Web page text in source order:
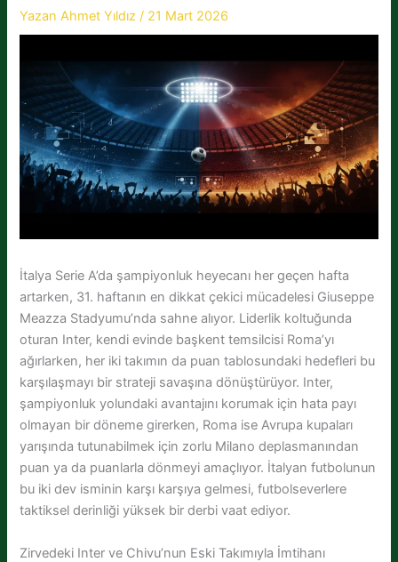
Yazan Ahmet Yıldız/ 21 Mart 2026
İtalya Serie A’da şampiyonluk heyecanı her geçen hafta
artarken, 31. haftanın en dikkat çekici mücadelesi Giuseppe
Meazza Stadyumu’nda sahne alıyor. Liderlik koltuğunda
oturan Inter, kendi evinde başkent temsilcisi Roma’yı
ağırlarken, her iki takımın da puan tablosundaki hedefleri bu
karşılaşmayı bir strateji savaşına dönüştürüyor. Inter,
şampiyonluk yolundaki avantajını korumak için hata payı
olmayan bir döneme girerken, Roma ise Avrupa kupaları
yarışında tutunabilmek için zorlu Milano deplasmanından
puan ya da puanlarla dönmeyi amaçlıyor. İtalyan futbolunun
bu iki dev isminin karşı karşıya gelmesi, futbolseverlere
taktiksel derinliği yüksek bir derbi vaat ediyor.
Zirvedeki Inter ve Chivu’nun Eski Takımıyla İmtihanı